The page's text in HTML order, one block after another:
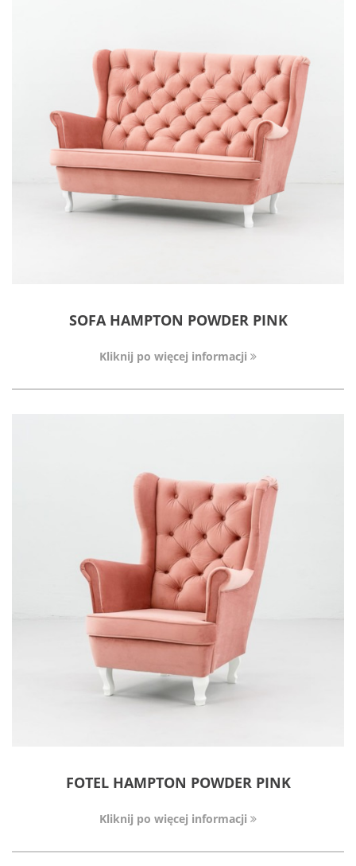
SOFA HAMPTON POWDER PINK
Kliknij po więcej informacji
FOTEL HAMPTON POWDER PINK
Kliknij po więcej informacji